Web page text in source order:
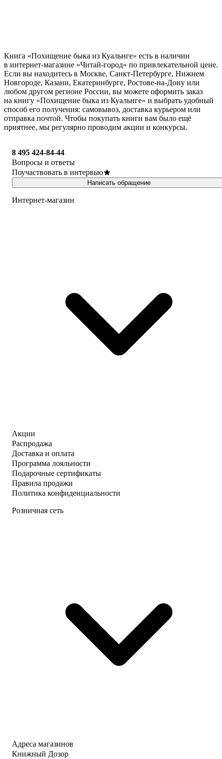
Книга «Похищение быка из Куальнге» есть в наличии
в интернет-магазине «Читай-город» по привлекательной цене.
Если вы находитесь в Москве, Санкт-Петербурге, Нижнем
Новгороде, Казани, Екатеринбурге, Ростове-на-Дону или
любом другом регионе России, вы можете оформить заказ
на книгу «Похищение быка из Куальнге» и выбрать удобный
способ его получения: самовывоз, доставка курьером или
отправка почтой. Чтобы покупать книги вам было ещё
приятнее, мы регулярно проводим акции и конкурсы.
8 495 424-84-44
Вопросы и ответы
Поучаствовать в интервью
Написать обращение
Интернет-магазин
Акции
Распродажа
Доставка и оплата
Программа лояльности
Подарочные сертификаты
Правила продажи
Политика конфиденциальности
Розничная сеть
Адреса магазинов
Книжный Дозор